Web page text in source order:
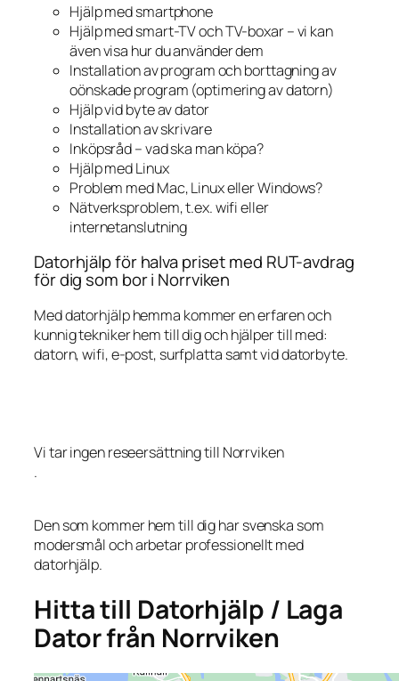
Hjälp med smartphone
Hjälp med smart-TV och TV-boxar – vi kan
även visa hur du använder dem
Installation av program och borttagning av
oönskade program (optimering av datorn)
Hjälp vid byte av dator
Installation av skrivare
Inköpsråd – vad ska man köpa?
Hjälp med Linux
Problem med Mac, Linux eller Windows?
Nätverksproblem, t.ex. wifi eller
internetanslutning
Datorhjälp för halva priset med RUT-avdrag
för dig som bor i Norrviken
Med datorhjälp hemma kommer en erfaren och
kunnig tekniker hem till dig och hjälper till med:
datorn, wifi, e-post, surfplatta samt vid datorbyte.
Vi tar ingen reseersättning till Norrviken
.
Den som kommer hem till dig har svenska som
modersmål och arbetar professionellt med
datorhjälp.
Hitta till Datorhjälp / Laga
Dator från Norrviken